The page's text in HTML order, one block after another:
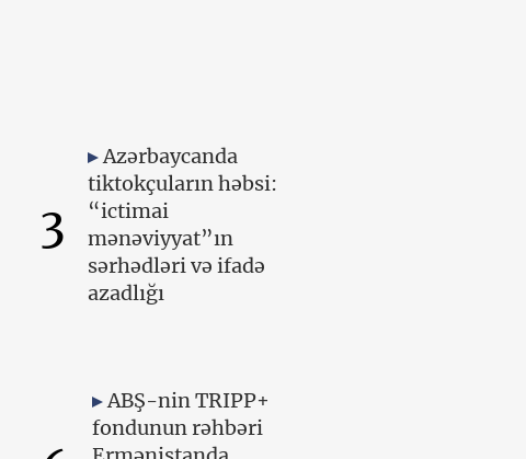
3
Azərbaycanda
tiktokçuların həbsi:
“ictimai
mənəviyyat”ın
sərhədləri və ifadə
azadlığı
ABŞ-nin TRIPP+
fondunun rəhbəri